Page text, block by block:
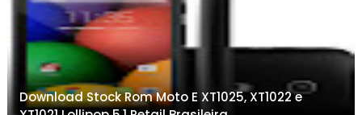
Download Stock Rom Moto E XT1025, XT1022 e